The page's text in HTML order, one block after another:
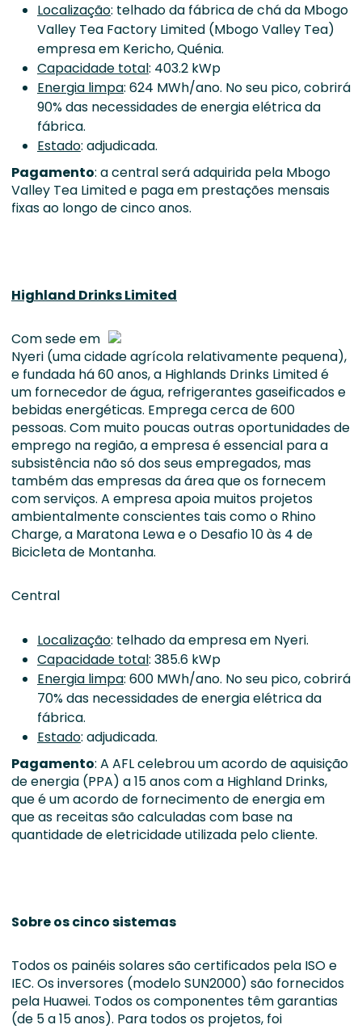
Localização: telhado da fábrica de chá da Mbogo
Valley Tea Factory Limited (Mbogo Valley Tea)
empresa em Kericho, Quénia.
Capacidade total: 403.2 kWp
Energia limpa: 624 MWh/ano. No seu pico, cobrirá
90% das necessidades de energia elétrica da
fábrica.
Estado: adjudicada.
Pagamento: a central será adquirida pela Mbogo
Valley Tea Limited e paga em prestações mensais
fixas ao longo de cinco anos.
Highland Drinks Limited
Com sede em
Nyeri (uma cidade agrícola relativamente pequena),
e fundada há 60 anos, a Highlands Drinks Limited é
um fornecedor de água, refrigerantes gaseificados e
bebidas energéticas. Emprega cerca de 600
pessoas. Com muito poucas outras oportunidades de
emprego na região, a empresa é essencial para a
subsistência não só dos seus empregados, mas
também das empresas da área que os fornecem
com serviços. A empresa apoia muitos projetos
ambientalmente conscientes tais como o Rhino
Charge, a Maratona Lewa e o Desafio 10 às 4 de
Bicicleta de Montanha.
Central
Localização: telhado da empresa em Nyeri.
Capacidade total: 385.6 kWp
Energia limpa: 600 MWh/ano. No seu pico, cobrirá
70% das necessidades de energia elétrica da
fábrica.
Estado: adjudicada.
Pagamento: A AFL celebrou um acordo de aquisição
de energia (PPA) a 15 anos com a Highland Drinks,
que é um acordo de fornecimento de energia em
que as receitas são calculadas com base na
quantidade de eletricidade utilizada pelo cliente.
Sobre os cinco sistemas
Todos os painéis solares são certificados pela ISO e
IEC. Os inversores (modelo SUN2000) são fornecidos
pela Huawei. Todos os componentes têm garantias
(de 5 a 15 anos). Para todos os projetos, foi